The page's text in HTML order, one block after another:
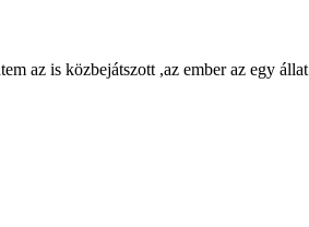
az is közbejátszott ,az ember az egy állat